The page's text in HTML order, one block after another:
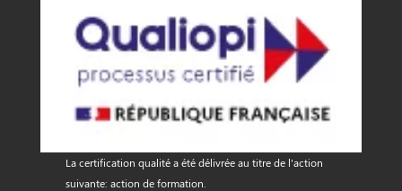
La certification qualité a été délivrée au titre de l'action
suivante: action de formation.